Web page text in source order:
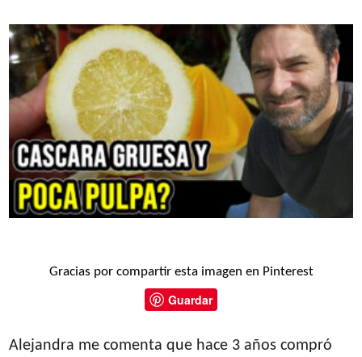
Gracias por compartir esta imagen en Pinterest
Guardar
Alejandra me comenta que hace 3 años compró